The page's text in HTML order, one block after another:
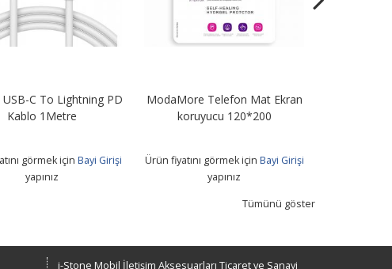
USB-C To Lightning PD
Kablo 1Metre
görmek için Bayi Girişi
yapınız
ModaMore Telefon Mat Ekran
koruyucu 120*200
Ürün fiyatını görmek için Bayi Girişi
yapınız
Tümünü göster
i-Stone Mobil İletişim Aksesuarları Ticaret ve Sanayi